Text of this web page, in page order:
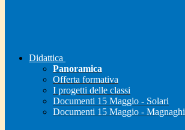
Didattica
Panoramica
Offerta formativa
I progetti delle classi
Documenti 15 Maggio - Solari
Documenti 15 Maggio - Magnaghi